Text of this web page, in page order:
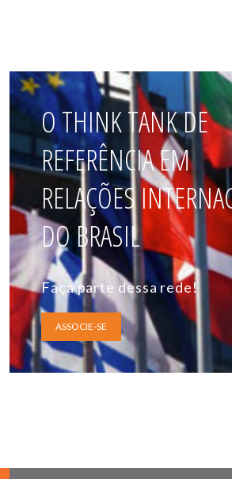
O THINK TANK DE
REFERÊNCIA EM
RELAÇÕES
DO BRASIL
Faça parte dessa rede!
ASSOCIE-SE